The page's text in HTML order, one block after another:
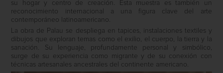
su hogar y centro de creación. Esta muestra es también un
reconocimiento internacional a una figura clave del arte
contemporáneo latinoamericano.
La obra de Palau se despliega en tapices, instalaciones textiles y
dibujos que exploran temas como el exilio, el cuerpo, la tierra y la
sanación. Su lenguaje, profundamente personal y simbólico,
surge de su experiencia como migrante y de su conexión con
técnicas artesanales ancestrales del continente americano.